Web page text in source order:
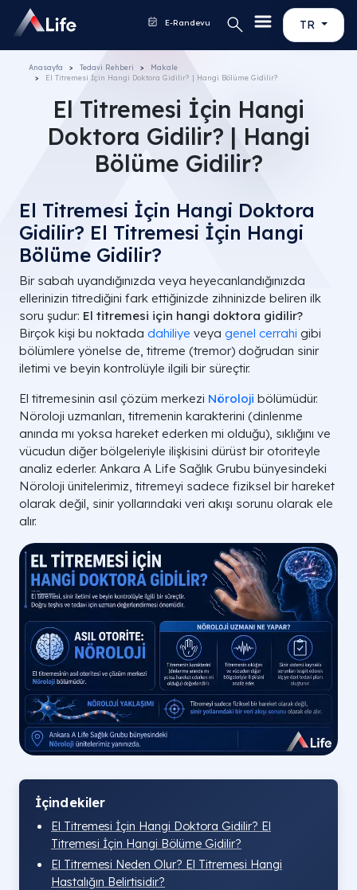
TR
E-Randevu
Anasayfa Tedavi Rehberi
Makale
El Titremesi İçin Hangi Doktora Gidilir​? | Hangi Bölüme Gidilir​?
El Titremesi İçin Hangi
Doktora Gidilir​? | Hangi
Bölüme Gidilir​?
El Titremesi İçin Hangi Doktora
Gidilir? El Titremesi İçin Hangi
Bölüme Gidilir?
Bir sabah uyandığınızda veya heyecanlandığınızda
ellerinizin titrediğini fark ettiğinizde zihninizde beliren ilk
soru şudur: El titremesi için hangi doktora gidilir?
Birçok kişi bu noktada dahiliye veya genel cerrahi gibi
bölümlere yönelse de, titreme (tremor) doğrudan sinir
iletimi ve beyin kontrolüyle ilgili bir süreçtir.
El titremesinin asıl çözüm merkezi Nöroloji bölümüdür.
Nöroloji uzmanları, titremenin karakterini (dinlenme
anında mı yoksa hareket ederken mi olduğu), sıklığını ve
vücudun diğer bölgeleriyle ilişkisini dürüst bir otoriteyle
analiz ederler. Ankara A Life Sağlık Grubu bünyesindeki
Nöroloji ünitelerimiz, titremeyi sadece fiziksel bir hareket
olarak değil, sinir yollarındaki veri akışı sorunu olarak ele
alır.
İçindekiler
El Titremesi İçin Hangi Doktora Gidilir? El
Titremesi İçin Hangi Bölüme Gidilir?
El Titremesi Neden Olur? El Titremesi Hangi
Hastalığın Belirtisidir?